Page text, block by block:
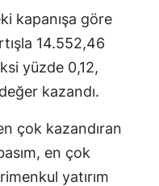
Erzincan
Erzurum
Eskişehir
Gaziantep
Giresun
kapanışa göre
14.552,46
yüzde 0,12,
kazandı.
çok kazandıran
en çok
yatırım